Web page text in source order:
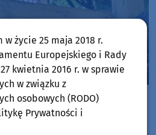
przez ciężki pojazd.
w życie 25 maja 2018 r.
Europejskiego i Rady
kwietnia 2016 r. w sprawie
w związku z
osobowych (RODO)
Prywatności i